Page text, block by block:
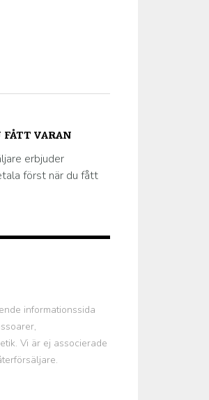
FÅTT VARAN
erbjuder
först när du fått
informationssida
Vi är ej associerade